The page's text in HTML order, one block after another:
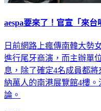
日前網路上瘋傳南韓大勢
進行尾牙商演，而主辦單
息，除了確定4名成員都
納萬人的南港展覽館4樓。